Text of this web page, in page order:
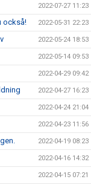
2022-07-27 11:23
också! 2022-05-31 22:23
2022-05-24 18:53
2022-05-14 09:53
2022-04-29 09:42
2022-04-27 16:23
2022-04-24 21:04
2022-04-23 11:56
2022-04-19 08:23
2022-04-16 14:32
2022-04-15 07:21